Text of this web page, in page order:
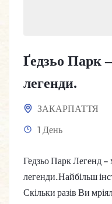
Ґедзьо Парк
легенди.
ЗАКАРПАТТЯ
1 День
Гедзьо Парк Легенд
легенди.Найбільш
Скільки разів Ви